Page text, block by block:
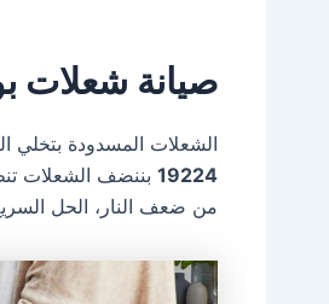
صيانة شعلات
الشعلات المسدودة بتخلي
19224 بننضف الشعلات
من ضعف النار، الحل